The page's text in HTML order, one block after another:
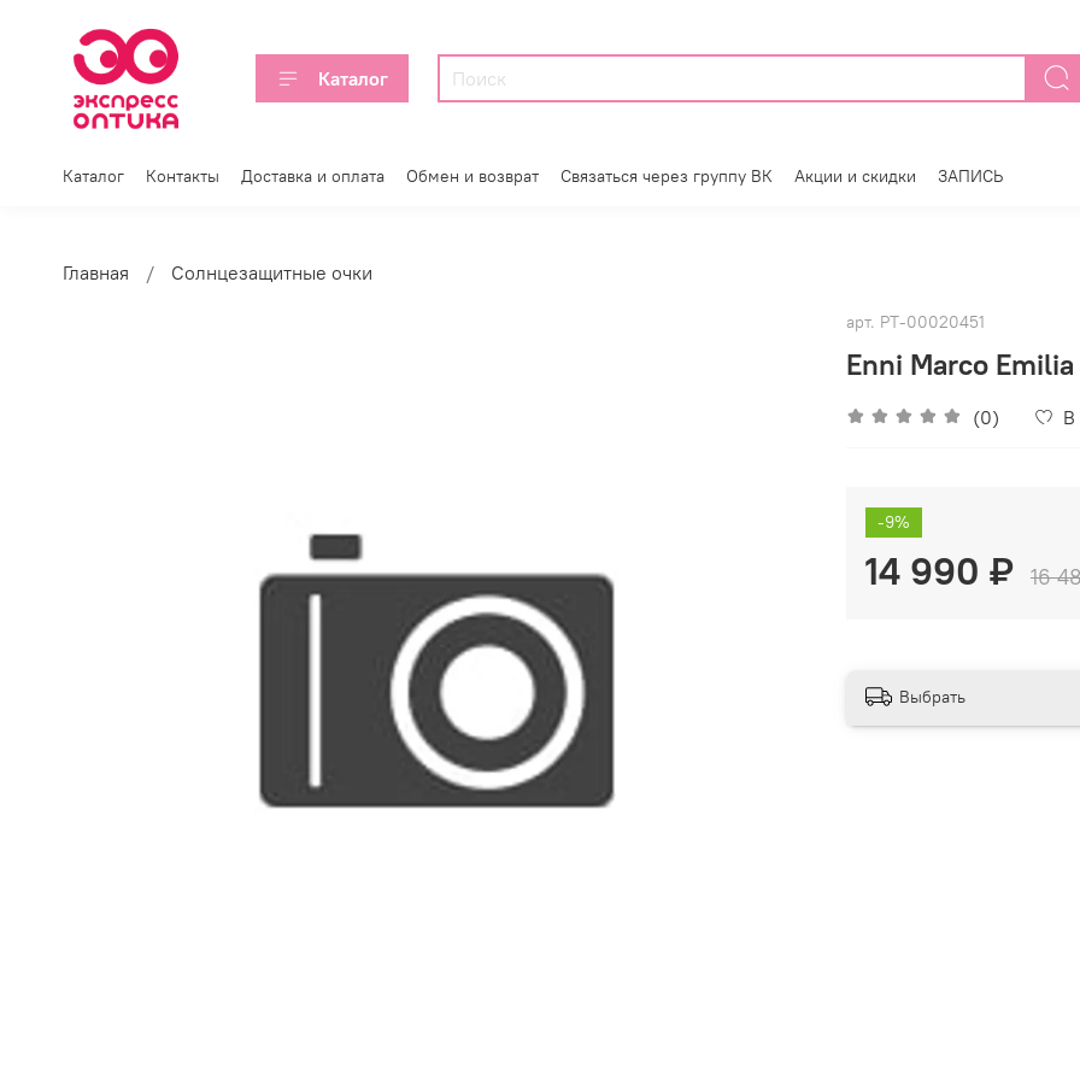
Каталог
Каталог Контакты Доставка и оплата Обмен и возврат Связаться через группу ВК Акции и скидки ЗАПИСЬ
Главная Солнцезащитные очки
арт. РТ-00020451
Enni Marco
(0) В
-9%
14 990 ₽ 16
Выбрать